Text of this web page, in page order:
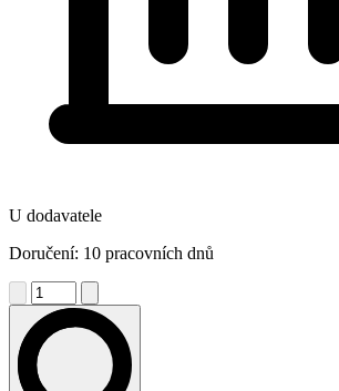
U dodavatele
Doručení: 10 pracovních dnů